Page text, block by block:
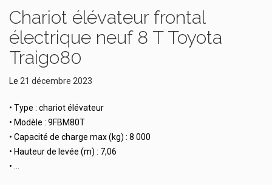
Chariot élévateur frontal
électrique neuf 8 T Toyota
Traigo80
Le 21 décembre 2023
• Type : chariot élévateur
• Modèle : 9FBM80T
• Capacité de charge max (kg) : 8 000
• Hauteur de levée (m) : 7,06
• …